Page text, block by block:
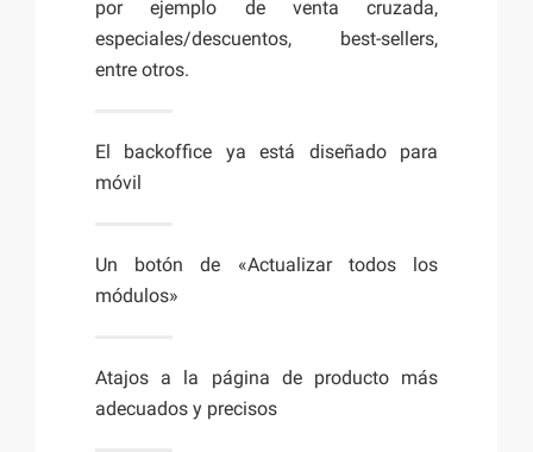
por ejemplo de venta cruzada,
especiales/descuentos, best-sellers,
entre otros.
El backoffice ya está diseñado para
móvil
Un botón de «Actualizar todos los
módulos»
Atajos a la página de producto más
adecuados y precisos